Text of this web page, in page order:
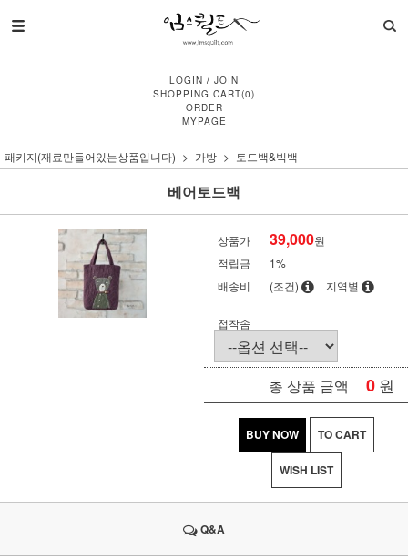
LOGIN / JOIN
SHOPPING CART(0)
ORDER
MYPAGE
패키지(재료만들어있는상품입니다) 가방 토드백&빅백
베어토드백
상품가 39,000원
적립금
1%
배송비
(조건) 지역별
접착솜
총 상품 금액 0 원
BUY NOW TO CART
WISH LIST
Q&A